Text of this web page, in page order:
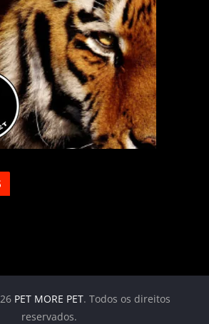
PET MORE PET. Todos os direitos
reservados.